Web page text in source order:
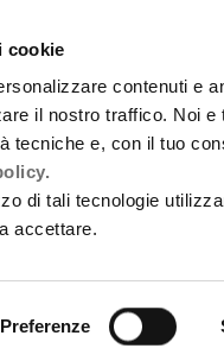
cookie
contenuti e
il nostro traffico. Noi
tecniche e, con il tuo
di tali tecnologie
accettare.
Preferenze